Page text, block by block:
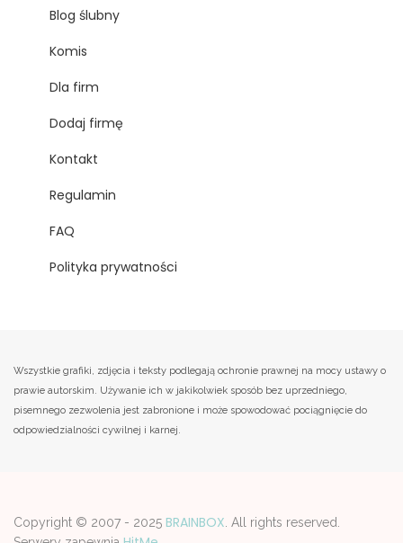
Blog ślubny
Komis
Dla firm
Dodaj firmę
Kontakt
Regulamin
FAQ
Polityka prywatności
Wszystkie grafiki, zdjęcia i teksty podlegają ochronie prawnej na mocy ustawy o
prawie autorskim. Używanie ich w jakikolwiek sposób bez uprzedniego,
pisemnego zezwolenia jest zabronione i może spowodować pociągnięcie do
odpowiedzialności cywilnej i karnej.
Copyright © 2007 - 2025 BRAINBOX. All rights reserved.